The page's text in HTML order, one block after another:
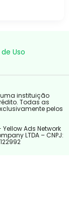
Uso
instituição
Todas as
pelos
Ads Network
LTDA – CNPJ: